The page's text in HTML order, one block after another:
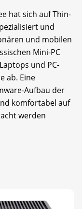
hat sich auf Thin-
und
und mobilen
Mini-PC
und PC-
ab. Eine
Aufbau der
komfortabel auf
werden